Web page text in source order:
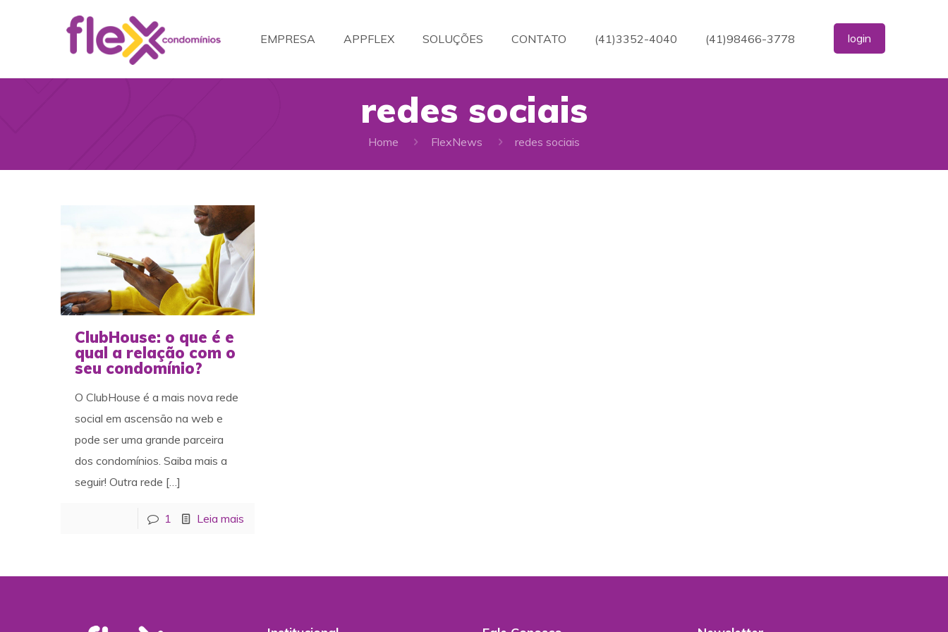
EMPRESA APPFLEX SOLUÇÕES CONTATO (41)3352-4040 (41)98466-3778 login
redes sociais
Home FlexNews redes sociais
ClubHouse: o que é e
qual a relação com o
seu condomínio?
O ClubHouse é a mais nova rede
social em ascensão na web e
pode ser uma grande parceira
dos condomínios. Saiba mais a
seguir! Outra rede […]
1 Leia mais